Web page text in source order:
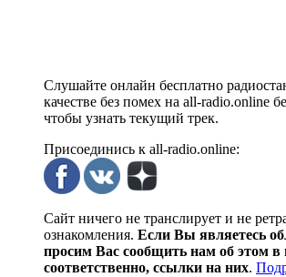
Слушайте онлайн бесплатно
качестве без помех на all-radio.online
чтобы узнать текущий трек.
Присоединись к all-radio.online:
Сайт ничего не транслирует и не
ознакомления. Если Вы являетесь
просим Вас сообщить нам об этом
соответственно, ссылки на них.